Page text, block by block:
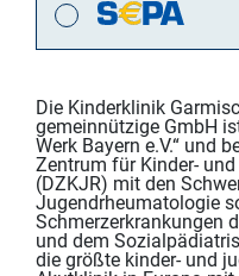
Die Kinderklinik
gemeinnützige GmbH
Werk Bayern e.V.“ und
Zentrum für Kinder-
(DZKJR) mit den
Jugendrheumatologie
Schmerzerkrankungen
und dem
die größte kinder- und